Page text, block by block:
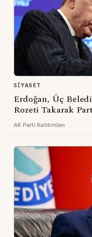
SIYASET
Erdoğan, Üç
Rozeti Takarak
AK Parti Katılımları